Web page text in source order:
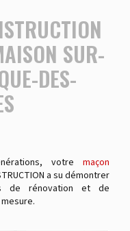
SUR-
DES-
votre maçon
a su démontrer
de rénovation et de